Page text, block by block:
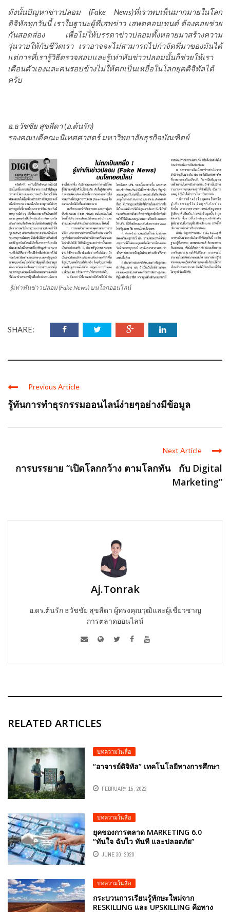
ดังนั้นปัญหาข่าวปลอม (Fake News)ที่เราพบเห็นมากมายในโลก
ดิจิทัลทุกวันนี้ เราในฐานะผู้ที่เสพข่าว เสพตคอนเทนต์ ต้องคอยช่วย
กันสอดส่อง เพื่อไม่ให้บรรดาข่าวปลอมทั้งหลายมาสร้างความ
วุ่นวายให้กับชีวิตเรา เราอาจจะไม่สามารถไปกำจัดที่มาของมันได้
แต่การที่เรารู้วิธีตรวจสอบและรู้เท่าทันข่าวปลอมนั้นก็ช่วยให้เรา
เตือนตัวเองและคนรอบข้างไม่ให้ตกเป็นเหยื่อในโลกยุคดิจิทัลได้
ครับ
อ.ธวัชชัย สุขสีดา (อ.ต้นรัก)
รองคณบดีคณะนิเทศศาสตร์ มหาวิทยาลัยธุรกิจบัณฑิตย์
รู้เท่าทันข่าวปลอม (Fake News) บนโลกออนไลน์
SHARE:
Previous Article
รู้ทันการทำธุรกรรมออนไลน์ง่ายๆอย่างมีข้อมูล
Next Article
การบรรยาย “เปิดโลกกว้าง ตามโลกทัน กับ Digital
Marketing”
Aj.Tonrak
อ.ดร.ต้นรัก ธวัชชัย สุขสีดา ผู้ทรงคุณวุฒิและผู้เชี่ยวชาญ
การตลาดออนไลน์
RELATED ARTICLES
บทความในสื่อ
“อาจารย์ดิจิทัล” เทคโนโลยีทางการศึกษา
FEBRUARY 15, 2022
บทความในสื่อ
ยุคของการตลาด MARKETING 6.0
“ทันใจ ฉับไว ทันที และปลอดภัย”
JUNE 30, 2020
บทความในสื่อ
กระบวนการเรียนรู้ทักษะใหม่จาก
RESKILLING และ UPSKILLING คือทาง